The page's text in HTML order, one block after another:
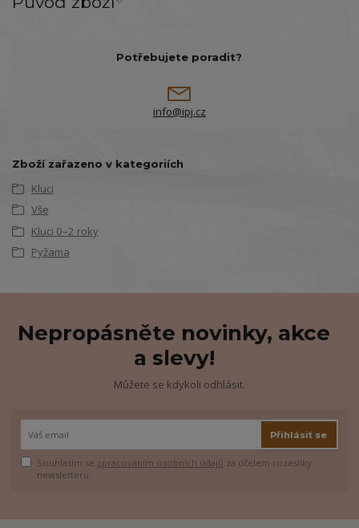
Potřebujete poradit?
info@ipj.cz
Zboží zařazeno v kategoriích
Kluci
Vše
Kluci 0–2 roky
Pyžama
Nepropásněte novinky, akce
a slevy!
Můžete se kdykoli odhlásit.
Přihlásit se
Souhlasím se zpracováním osobních údajů za účelem rozesílky
newsletteru.